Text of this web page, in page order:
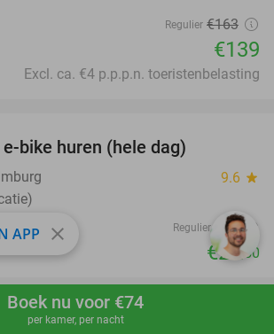
Boek nu
Boek nu voor €74
per kamer, per nacht
Regulier €163
€139
Excl. ca. €4 p.p.p.n. toeristenbelasting
bike huren (hele dag)
9.6 star
Regulier €30
€22,50
favorite_border
Adventure Valley + evt. 5
APP close